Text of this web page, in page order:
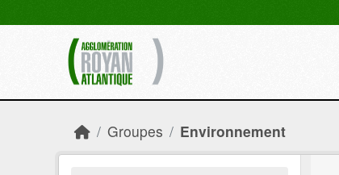
Groupes Environnement